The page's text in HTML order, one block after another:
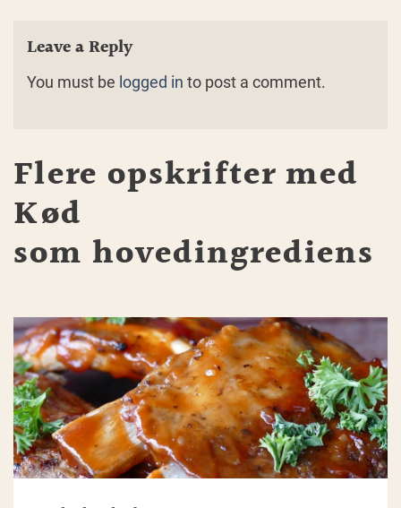
Leave a Reply
You must be logged in to post a comment.
Flere opskrifter med
Kød
som hovedingrediens